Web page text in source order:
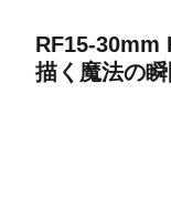
RF15-30mm
描く魔法の瞬